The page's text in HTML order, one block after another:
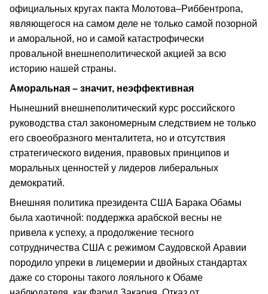
официальных кругах пакта Молотова–Риббентропа,
являющегося на самом деле не только самой позорной
и аморальной, но и самой катастрофически
провальной внешнеполитической акцией за всю
историю нашей страны.
Аморальная – значит, неэффективная
Нынешний внешнеполитический курс российского
руководства стал закономерным следствием не только
его своеобразного менталитета, но и отсутствия
стратегического видения, правовых принципов и
моральных ценностей у лидеров либеральных
демократий.
Внешняя политика президента США Барака Обамы
была хаотичной: поддержка арабской весны не
привела к успеху, а продолжение тесного
сотрудничества США с режимом Саудовской Аравии
породило упреки в лицемерии и двойных стандартах
даже со стороны такого лояльного к Обаме